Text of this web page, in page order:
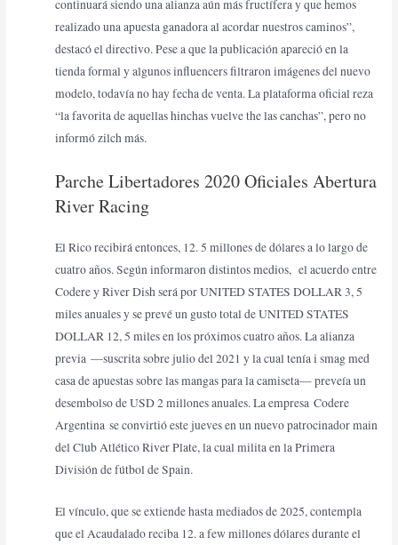
continuará siendo una alianza aún más fructífera y que hemos
realizado una apuesta ganadora al acordar nuestros caminos”,
destacó el directivo. Pese a que la publicación apareció en la
tienda formal y algunos influencers filtraron imágenes del nuevo
modelo, todavía no hay fecha de venta. La plataforma oficial reza
“la favorita de aquellas hinchas vuelve the las canchas”, pero no
informó zilch más.
Parche Libertadores 2020 Oficiales Abertura
River Racing
El Rico recibirá entonces, 12. 5 millones de dólares a lo largo de
cuatro años. Según informaron distintos medios, el acuerdo entre
Codere y River Dish será por UNITED STATES DOLLAR 3, 5
miles anuales y se prevé un gusto total de UNITED STATES
DOLLAR 12, 5 miles en los próximos cuatro años. La alianza
previa —suscrita sobre julio del 2021 y la cual tenía i smag med
casa de apuestas sobre las mangas para la camiseta— preveía un
desembolso de USD 2 millones anuales. La empresa Codere
Argentina se convirtió este jueves en un nuevo patrocinador main
del Club Atlético River Plate, la cual milita en la Primera
División de fútbol de Spain.
El vínculo, que se extiende hasta mediados de 2025, contempla
que el Acaudalado reciba 12. a few millones dólares durante el